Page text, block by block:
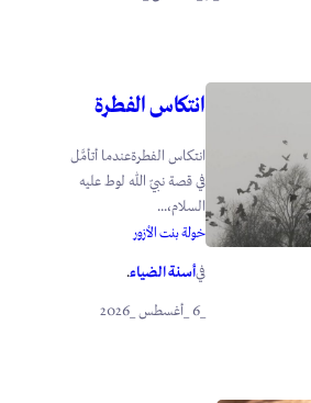
انتكاس الفطرة
انتكاس الفطرةعندما أتأمَّل
في قصة نبيّ الله لوط عليه
السلام،...
خولة بنت الأزور
فيأسنة الضياء.